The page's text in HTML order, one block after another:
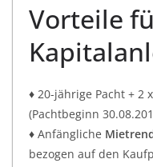
Vorteile
♦ 20-jährige Pacht + 2
(Pachtbeginn
♦ Anfängliche
bezogen auf den